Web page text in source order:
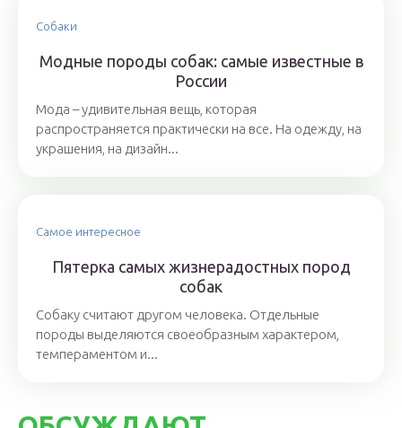
Собаки
Модные породы собак: самые известные в
России
Мода – удивительная вещь, которая
распространяется практически на все. На одежду, на
украшения, на дизайн...
Самое интересное
Пятерка самых жизнерадостных пород
собак
Собаку считают другом человека. Отдельные
породы выделяются своеобразным характером,
темпераментом и...